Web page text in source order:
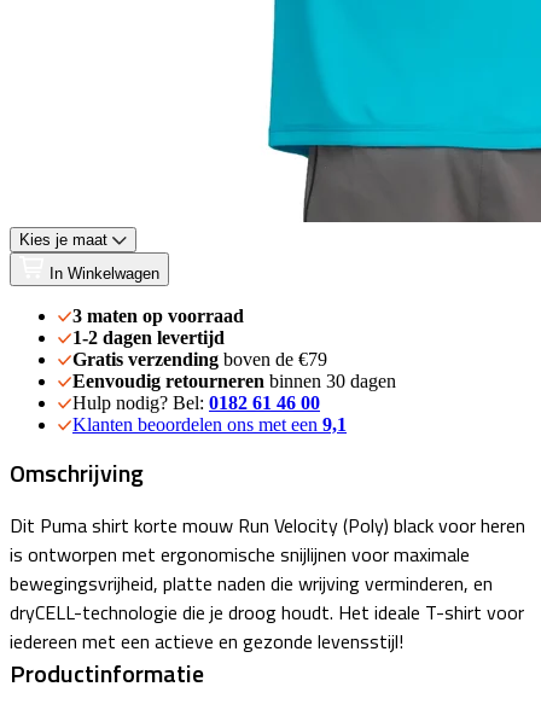
Kies je maat
In Winkelwagen
3 maten op voorraad
1-2 dagen levertijd
Gratis verzending boven de €79
Eenvoudig retourneren binnen 30 dagen
Hulp nodig? Bel: 0182 61 46 00
Klanten beoordelen ons met een 9,1
Omschrijving
Dit Puma shirt korte mouw Run Velocity (Poly) black voor heren
is ontworpen met ergonomische snijlijnen voor maximale
bewegingsvrijheid, platte naden die wrijving verminderen, en
dryCELL-technologie die je droog houdt. Het ideale T-shirt voor
iedereen met een actieve en gezonde levensstijl!
Productinformatie